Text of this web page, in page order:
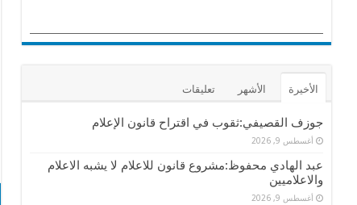
الأخيرة الأشهر تعليقات
جوزف القصيفي:ثقوب في اقتراح قانون الإعلام
أغسطس 9, 2026
عبد الهادي محفوظ:مشروع قانون للاعلام لا يشبه الاعلام
والاعلاميين
أغسطس 9, 2026